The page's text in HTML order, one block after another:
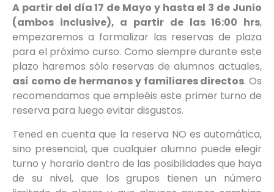
A partir del día 17 de Mayo y hasta el 3 de Junio
(ambos inclusive), a partir de las 16:00 hrs,
empezaremos a formalizar las reservas de plaza
para el próximo curso. Como siempre durante este
plazo haremos sólo reservas de alumnos actuales,
así como de hermanos y familiares directos. Os
recomendamos que empleéis este primer turno de
reserva para luego evitar disgustos.
Tened en cuenta que la reserva NO es automática,
sino presencial, que cualquier alumno puede elegir
turno y horario dentro de las posibilidades que haya
de su nivel, que los grupos tienen un número